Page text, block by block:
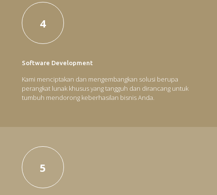
4
Software Development
Kami menciptakan dan mengembangkan solusi berupa
perangkat lunak khusus yang tangguh dan dirancang untuk
tumbuh mendorong keberhasilan bisnis Anda.
5